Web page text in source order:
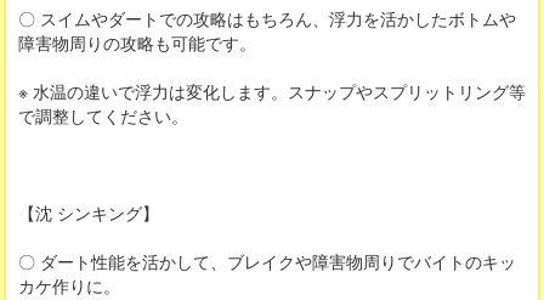
〇 スイムやダートでの攻略はもちろん、浮力を活かしたボトムや
障害物周りの攻略も可能です。
※ 水温の違いで浮力は変化します。スナップやスプリットリング等
で調整してください。
【沈 シンキング】
〇 ダート性能を活かして、ブレイクや障害物周りでバイトのキッ
カケ作りに。